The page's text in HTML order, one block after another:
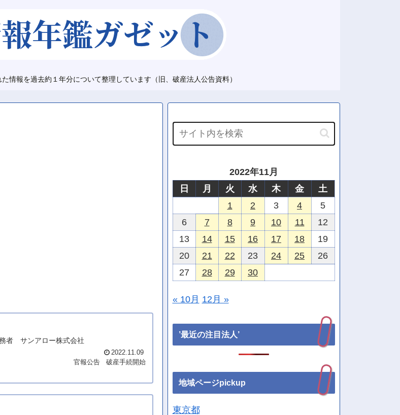
情報を過去約１年分について整理しています（旧、破産法人公告資料）
者 サンアロー株式会社
2022.11.09
官報公告
破産手続開始
2022年11月
日
月 火 水 木 金
土
1
2 3 4
5
6
7 8 9 10 11
12
13
14 15 16 17 18
19
20
21 22 23 24 25
26
27
28 29 30
« 10月 12月 »
’最近の注目法人’
地域ページpickup
東京都